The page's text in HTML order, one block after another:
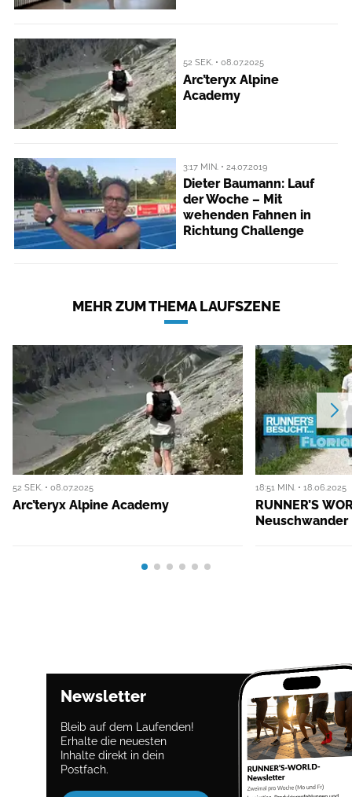
52 SEK. • 08.07.2025
Arc’teryx Alpine
Academy
3:17 MIN. • 24.07.2019
Dieter Baumann: Lauf
der Woche – Mit
wehenden Fahnen in
Richtung Challenge
MEHR ZUM THEMA LAUFSZENE
52 SEK. • 08.07.2025
Arc’teryx Alpine Academy
18:51 MIN. • 18.06.2025
RUNNER’S
Neuschwander
Newsletter
Bleib auf dem Laufenden!
Erhalte die neuesten
Inhalte direkt in dein
Postfach.